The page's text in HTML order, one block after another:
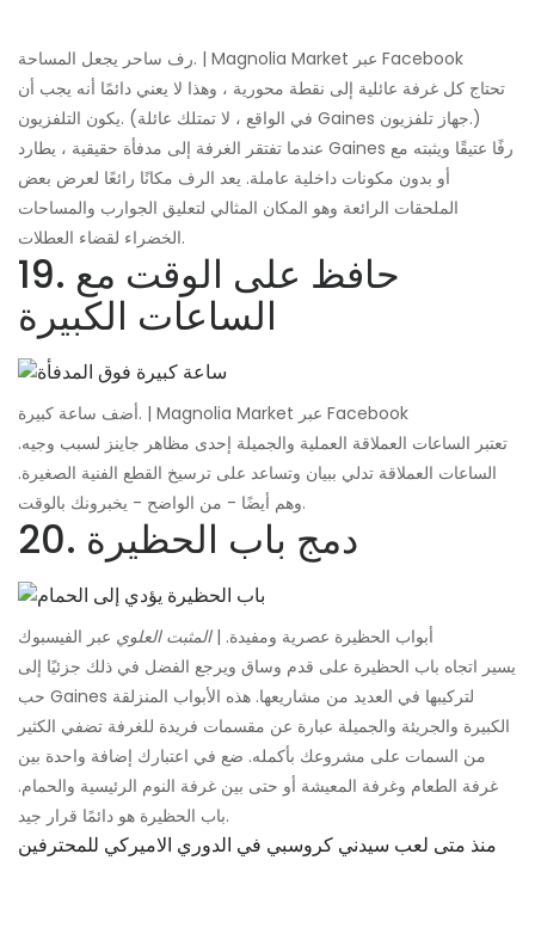
رف ساحر يجعل المساحة. | Magnolia Market عبر Facebook
تحتاج كل غرفة عائلية إلى نقطة محورية ، وهذا لا يعني دائمًا أنه يجب أن
يكون التلفزيون. (في الواقع ، لا تمتلك عائلة Gaines جهاز تلفزيون.)
عندما تفتقر الغرفة إلى مدفأة حقيقية ، يطارد Gaines رفًا عتيقًا ويثبته مع
أو بدون مكونات داخلية عاملة. يعد الرف مكانًا رائعًا لعرض بعض
الملحقات الرائعة وهو المكان المثالي لتعليق الجوارب والمساحات
الخضراء لقضاء العطلات.
19. حافظ على الوقت مع
الساعات الكبيرة
أضف ساعة كبيرة. | Magnolia Market عبر Facebook
تعتبر الساعات العملاقة العملية والجميلة إحدى مظاهر جاينز لسبب وجيه.
الساعات العملاقة تدلي ببيان وتساعد على ترسيخ القطع الفنية الصغيرة.
وهم أيضًا - من الواضح - يخبرونك بالوقت.
20. دمج باب الحظيرة
أبواب الحظيرة عصرية ومفيدة. |المثبت العلوي عبر الفيسبوك
يسير اتجاه باب الحظيرة على قدم وساق ويرجع الفضل في ذلك جزئيًا إلى
حب Gaines لتركيبها في العديد من مشاريعها. هذه الأبواب المنزلقة
الكبيرة والجريئة والجميلة عبارة عن مقسمات فريدة للغرفة تضفي الكثير
من السمات على مشروعك بأكمله. ضع في اعتبارك إضافة واحدة بين
غرفة الطعام وغرفة المعيشة أو حتى بين غرفة النوم الرئيسية والحمام.
باب الحظيرة هو دائمًا قرار جيد.
منذ متى لعب سيدني كروسبي في الدوري الاميركي للمحترفين